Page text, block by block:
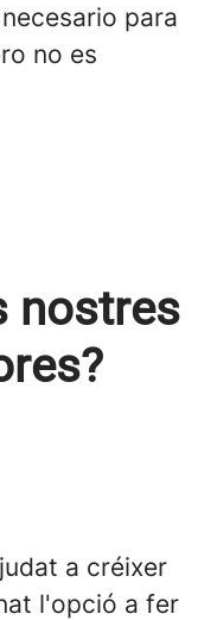
para
no es
nostres
a créixer
l'opció a fer